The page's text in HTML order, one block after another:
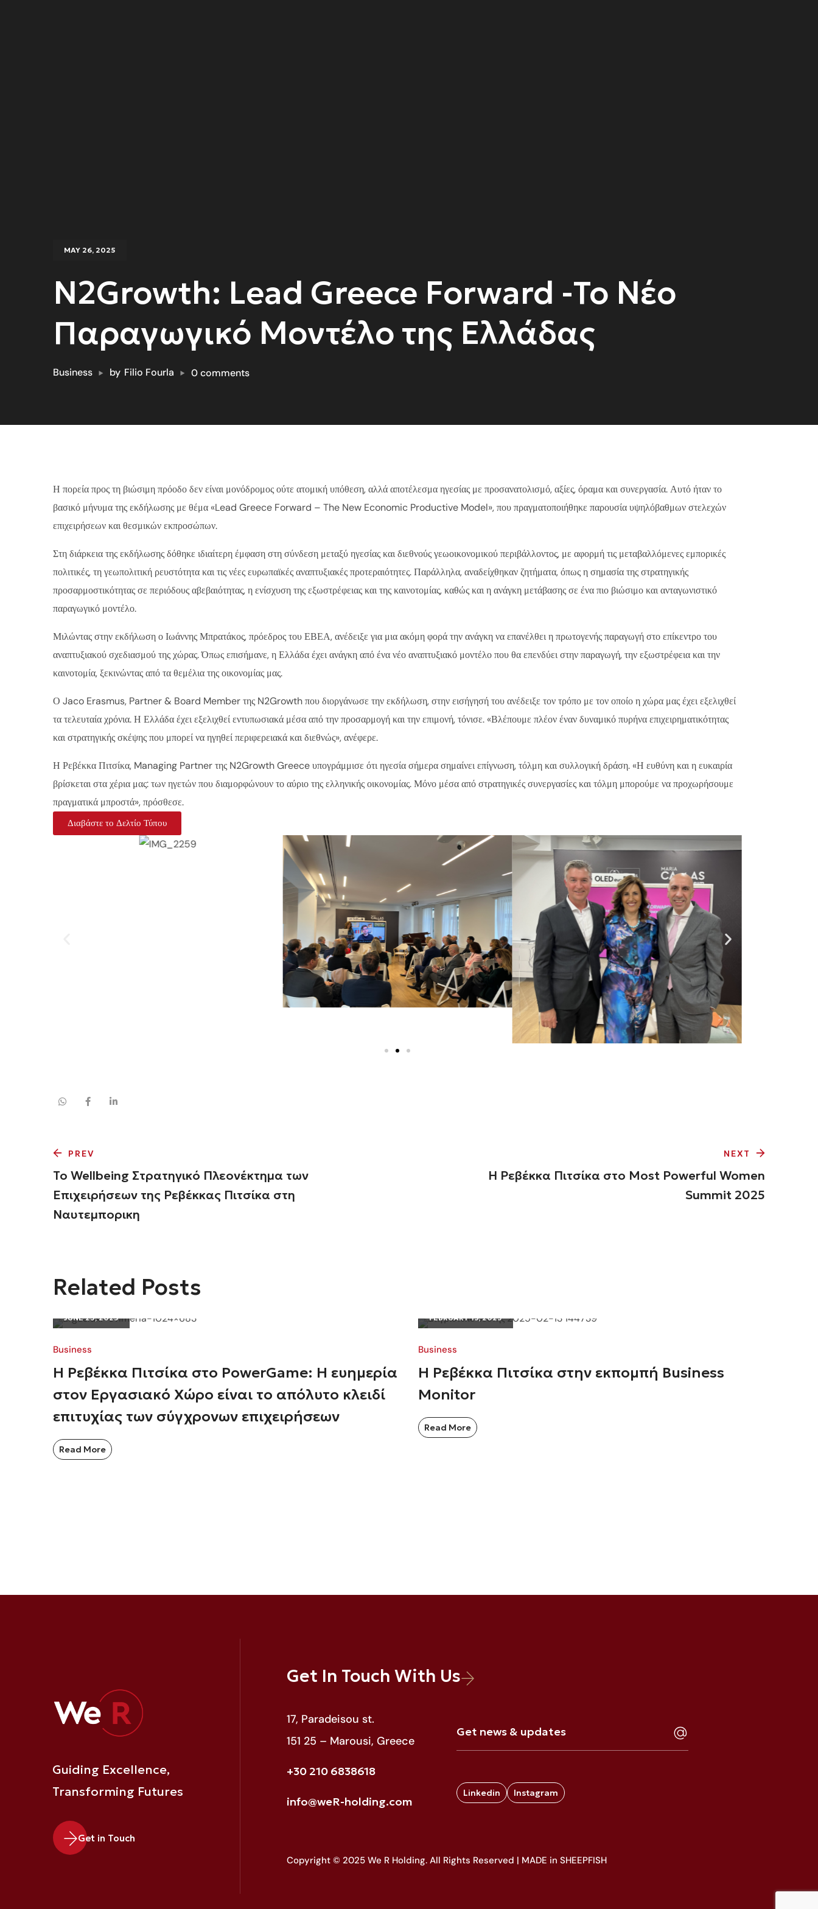
MAY 26, 2025
N2Growth: Lead Greece Forward -Το Νέο
Παραγωγικό Μοντέλο της Ελλάδας
Business by Filio Fourla 0 comments
Η πορεία προς τη βιώσιμη πρόοδο δεν είναι μονόδρομος ούτε ατομική υπόθεση, αλλά αποτέλεσμα ηγεσίας με προσανατολισμό, αξίες, όραμα και συνεργασία. Αυτό ήταν το
βασικό μήνυμα της εκδήλωσης με θέμα «Lead Greece Forward – The New Economic Productive Model», που πραγματοποιήθηκε παρουσία υψηλόβαθμων στελεχών
επιχειρήσεων και θεσμικών εκπροσώπων.
Στη διάρκεια της εκδήλωσης δόθηκε ιδιαίτερη έμφαση στη σύνδεση μεταξύ ηγεσίας και διεθνούς γεωοικονομικού περιβάλλοντος, με αφορμή τις μεταβαλλόμενες εμπορικές
πολιτικές, τη γεωπολιτική ρευστότητα και τις νέες ευρωπαϊκές αναπτυξιακές προτεραιότητες. Παράλληλα, αναδείχθηκαν ζητήματα, όπως η σημασία της στρατηγικής
προσαρμοστικότητας σε περιόδους αβεβαιότητας, η ενίσχυση της εξωστρέφειας και της καινοτομίας, καθώς και η ανάγκη μετάβασης σε ένα πιο βιώσιμο και ανταγωνιστικό
παραγωγικό μοντέλο.
Μιλώντας στην εκδήλωση ο Ιωάννης Μπρατάκος, πρόεδρος του ΕΒΕΑ, ανέδειξε για μια ακόμη φορά την ανάγκη να επανέλθει η πρωτογενής παραγωγή στο επίκεντρο του
αναπτυξιακού σχεδιασμού της χώρας. Όπως επισήμανε, η Ελλάδα έχει ανάγκη από ένα νέο αναπτυξιακό μοντέλο που θα επενδύει στην παραγωγή, την εξωστρέφεια και την
καινοτομία, ξεκινώντας από τα θεμέλια της οικονομίας μας.
Ο Jaco Erasmus, Partner & Board Member της N2Growth που διοργάνωσε την εκδήλωση, στην εισήγησή του ανέδειξε τον τρόπο με τον οποίο η χώρα μας έχει εξελιχθεί
τα τελευταία χρόνια. Η Ελλάδα έχει εξελιχθεί εντυπωσιακά μέσα από την προσαρμογή και την επιμονή, τόνισε. «Βλέπουμε πλέον έναν δυναμικό πυρήνα επιχειρηματικότητας
και στρατηγικής σκέψης που μπορεί να ηγηθεί περιφερειακά και διεθνώς», ανέφερε.
Η Ρεβέκκα Πιτσίκα, Managing Partner της N2Growth Greece υπογράμμισε ότι ηγεσία σήμερα σημαίνει επίγνωση, τόλμη και συλλογική δράση. «Η ευθύνη και η ευκαιρία
βρίσκεται στα χέρια μας: των ηγετών που διαμορφώνουν το αύριο της ελληνικής οικονομίας. Μόνο μέσα από στρατηγικές συνεργασίες και τόλμη μπορούμε να προχωρήσουμε
πραγματικά μπροστά», πρόσθεσε.
Διαβάστε το Δελτίο Τύπου
PREV
Το Wellbeing Στρατηγικό Πλεονέκτημα των
Επιχειρήσεων της Ρεβέκκας Πιτσίκα στη
Ναυτεμπορικη
NEXT
Η Ρεβέκκα Πιτσίκα στο Most Powerful Women
Summit 2025
Related Posts
JUNE 25, 2025
Business
Η Ρεβέκκα Πιτσίκα στο PowerGame: Η ευημερία
στον Εργασιακό Χώρο είναι το απόλυτο κλειδί
επιτυχίας των σύγχρονων επιχειρήσεων
Read More
FEBRUARY 13, 2025
Business
Η Ρεβέκκα Πιτσίκα στην εκπομπή Business
Monitor
Read More
Guiding Excellence,
Transforming Futures
Get in Touch
Get In Touch With Us
17, Paradeisou st.
151 25 – Marousi, Greece
+30 210 6838618
info@weR-holding.com
Linkedin Instagram
Copyright © 2025 We R Holding. All Rights Reserved | MADE in SHEEPFISH